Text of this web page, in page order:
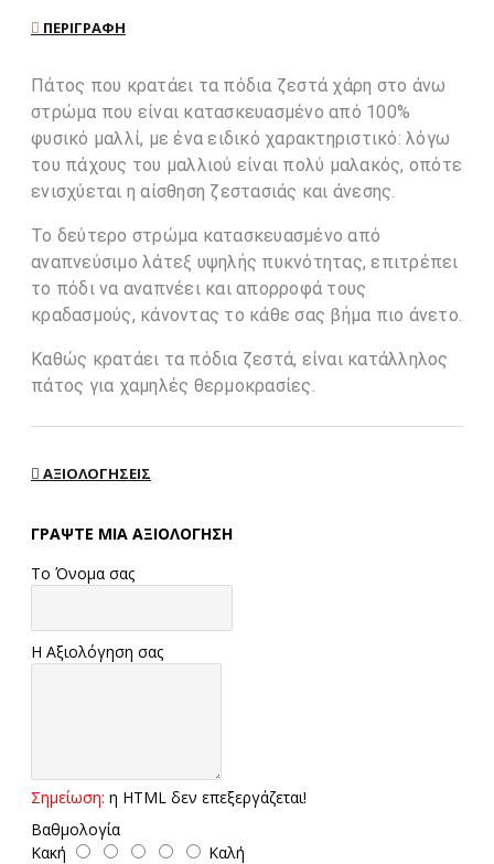
ΠΕΡΙΓΡΑΦΉ
Πάτος που κρατάει τα πόδια ζεστά χάρη στο άνω
στρώμα που είναι κατασκευασμένο από 100%
φυσικό μαλλί, με ένα ειδικό χαρακτηριστικό: λόγω
του πάχους του μαλλιού είναι πολύ μαλακός, οπότε
ενισχύεται η αίσθηση ζεστασιάς και άνεσης.
Το δεύτερο στρώμα κατασκευασμένο από
αναπνεύσιμο λάτεξ υψηλής πυκνότητας, επιτρέπει
το πόδι να αναπνέει και απορροφά τους
κραδασμούς, κάνοντας το κάθε σας βήμα πιο άνετο.
Καθώς κρατάει τα πόδια ζεστά, είναι κατάλληλος
πάτος για χαμηλές θερμοκρασίες.
ΑΞΙΟΛΟΓΉΣΕΙΣ
ΓΡΆΨΤΕ ΜΙΑ ΑΞΙΟΛΌΓΗΣΗ
Το Όνομα σας
Η Αξιολόγηση σας
Σημείωση: η HTML δεν επεξεργάζεται!
Βαθμολογία
Κακή
Καλή